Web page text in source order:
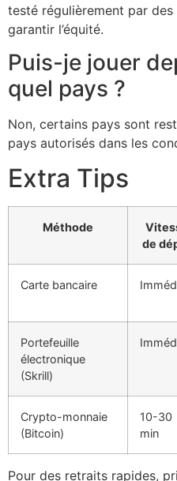
testé régulièrement par
garantir l’équité.
Puis-je jouer
quel pays ?
Non, certains pays sont
pays autorisés dans les
Extra Tips
Méthode
de
Carte bancaire
Portefeuille
électronique
(Skrill)
Crypto-monnaie
(Bitcoin)
10-30
min
Pour des retraits rapides,